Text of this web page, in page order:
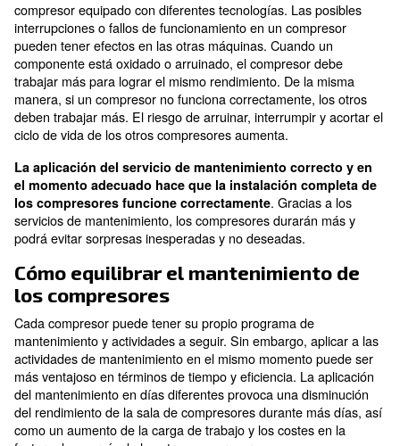
Mantenimiento de más de un
compresor
Una instalación de aire comprimido puede requerir
compresor equipado con diferentes tecnologías. Las
interrupciones o fallos de funcionamiento en un
pueden tener efectos en las otras máquinas. Cuando
componente está oxidado o arruinado, el compresor
trabajar más para lograr el mismo rendimiento. De la
manera, si un compresor no funciona correctamente,
deben trabajar más. El riesgo de arruinar,
ciclo de vida de los otros compresores aumenta.